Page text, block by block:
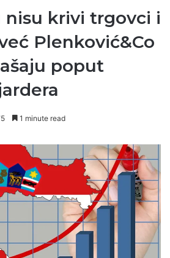
nisu krivi trgovci i
Plenković&Co
poput
1 minute read